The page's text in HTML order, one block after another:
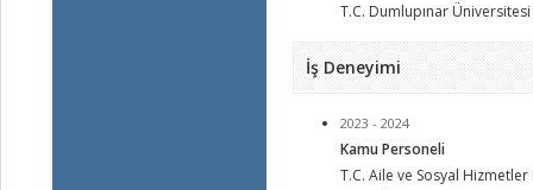
T.C. Dumlupınar
İş Deneyimi
2023 - 2024
Kamu Personeli
T.C. Aile ve Sosyal Hizmetler